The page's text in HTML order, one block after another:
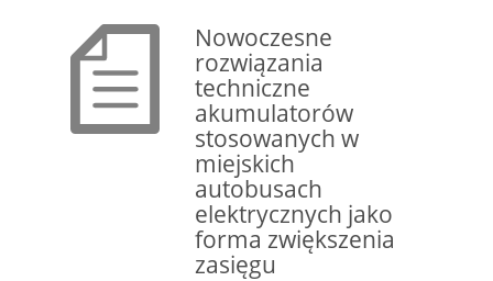
Nowoczesne
rozwiązania
techniczne
akumulatorów
stosowanych w
miejskich
autobusach
elektrycznych jako
forma zwiększenia
zasięgu